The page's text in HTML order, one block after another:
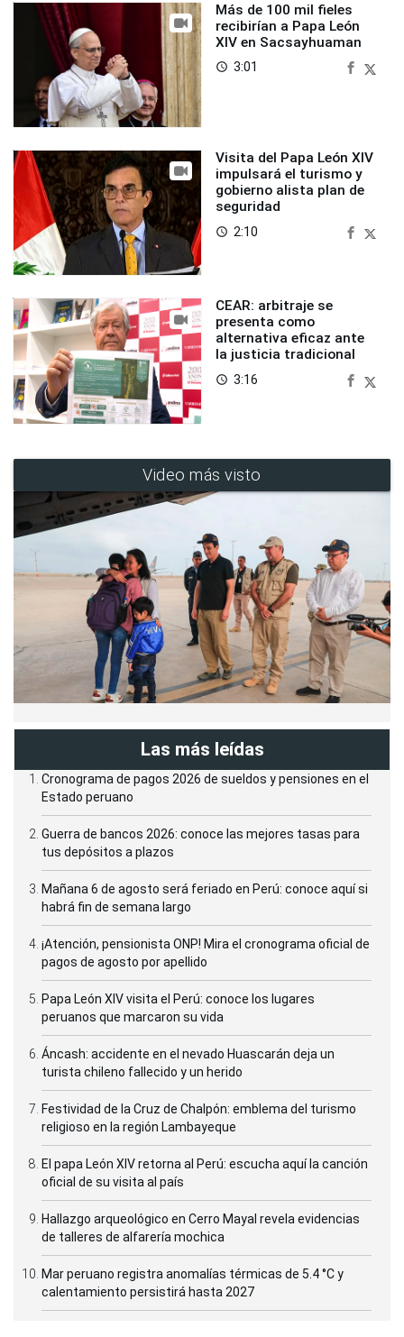
Más de 100 mil fieles
recibirían a Papa León
XIV en Sacsayhuaman
access_time 3:01
Visita del Papa León XIV
impulsará el turismo y
gobierno alista plan de
seguridad
access_time 2:10
CEAR: arbitraje se
presenta como
alternativa eficaz ante
la justicia tradicional
access_time 3:16
Video más visto
Las más leídas
Cronograma de pagos 2026 de sueldos y pensiones en el
Estado peruano
Guerra de bancos 2026: conoce las mejores tasas para
tus depósitos a plazos
Mañana 6 de agosto será feriado en Perú: conoce aquí si
habrá fin de semana largo
¡Atención, pensionista ONP! Mira el cronograma oficial de
pagos de agosto por apellido
Papa León XIV visita el Perú: conoce los lugares
peruanos que marcaron su vida
Áncash: accidente en el nevado Huascarán deja un
turista chileno fallecido y un herido
Festividad de la Cruz de Chalpón: emblema del turismo
religioso en la región Lambayeque
El papa León XIV retorna al Perú: escucha aquí la canción
oficial de su visita al país
Hallazgo arqueológico en Cerro Mayal revela evidencias
de talleres de alfarería mochica
Mar peruano registra anomalías térmicas de 5.4 °C y
calentamiento persistirá hasta 2027